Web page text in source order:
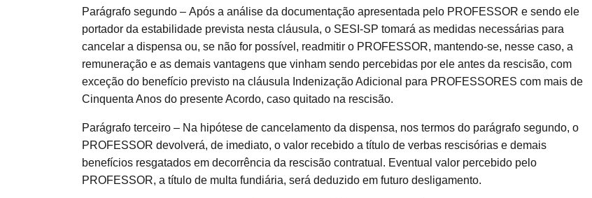
Parágrafo segundo – Após a análise da documentação apresentada pelo PROFESSOR e sendo ele
portador da estabilidade prevista nesta cláusula, o SESI-SP tomará as medidas necessárias para
cancelar a dispensa ou, se não for possível, readmitir o PROFESSOR, mantendo-se, nesse caso, a
remuneração e as demais vantagens que vinham sendo percebidas por ele antes da rescisão, com
exceção do benefício previsto na cláusula Indenização Adicional para PROFESSORES com mais de
Cinquenta Anos do presente Acordo, caso quitado na rescisão.
Parágrafo terceiro – Na hipótese de cancelamento da dispensa, nos termos do parágrafo segundo, o
PROFESSOR devolverá, de imediato, o valor recebido a título de verbas rescisórias e demais
benefícios resgatados em decorrência da rescisão contratual. Eventual valor percebido pelo
PROFESSOR, a título de multa fundiária, será deduzido em futuro desligamento.